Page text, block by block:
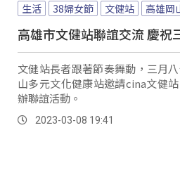
生活 38婦女節 文健站 高雄岡
高雄市文健站聯誼交流 慶祝
文健站長者跟著節奏舞動，三月
山多元文化健康站邀請cina文健
辦聯誼活動。
2023-03-08 19:41